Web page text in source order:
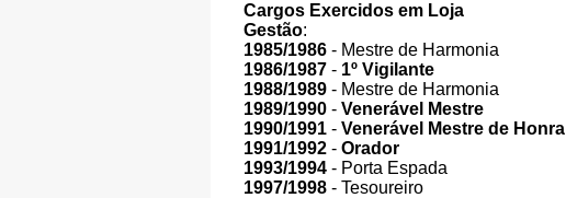
Cargos Exercidos em Loja
Gestão:
1985/1986 - Mestre de Harmonia
1986/1987 - 1º Vigilante
1988/1989 - Mestre de Harmonia
1989/1990 - Venerável Mestre
1990/1991 - Venerável Mestre de Honra
1991/1992 - Orador
1993/1994 - Porta Espada
1997/1998 - Tesoureiro